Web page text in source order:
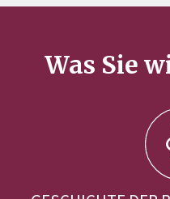
Was Sie